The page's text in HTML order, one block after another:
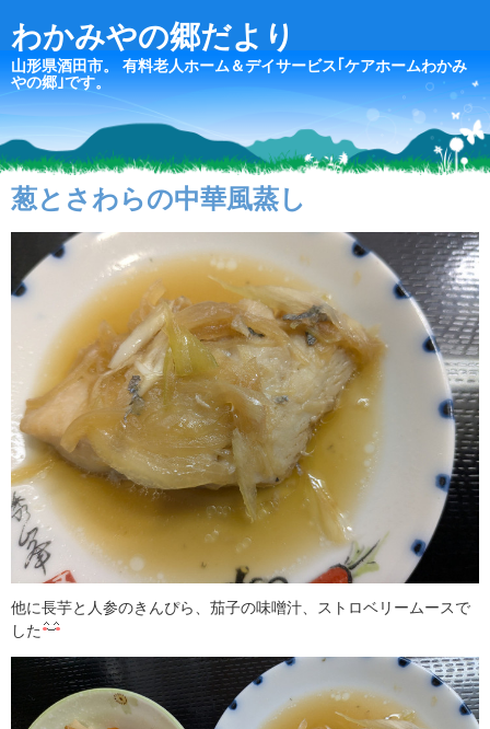
わかみやの郷だより
山形県酒田市。 有料老人ホーム＆デイサービス｢ケアホームわかみ
やの郷｣です。
葱とさわらの中華風蒸し
他に長芋と人参のきんぴら、茄子の味噌汁、ストロベリームースで
した